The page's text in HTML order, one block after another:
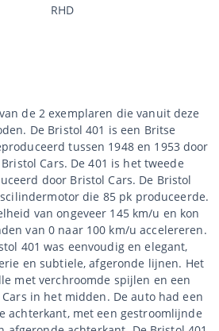
RHD
de 2 exemplaren die vanuit deze
De Bristol 401 is een Britse
tussen 1948 en 1953 door
Cars. De 401 is het tweede
door Bristol Cars. De Bristol
die 85 pk produceerde.
van ongeveer 145 km/u en kon
van 0 naar 100 km/u accelereren.
401 was eenvoudig en elegant,
en subtiele, afgeronde lijnen. Het
met verchroomde spijlen en een
in het midden. De auto had een
achterkant, met een gestroomlijnde